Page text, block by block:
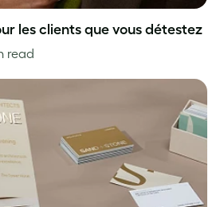
les clients que vous détestez
read